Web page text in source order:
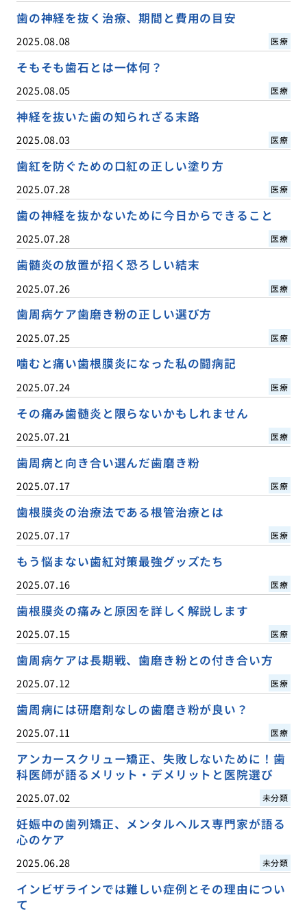
歯の神経を抜く治療、期間と費用の目安
2025.08.08 医療
そもそも歯石とは一体何？
2025.08.05 医療
神経を抜いた歯の知られざる末路
2025.08.03 医療
歯紅を防ぐための口紅の正しい塗り方
2025.07.28 医療
歯の神経を抜かないために今日からできること
2025.07.28 医療
歯髄炎の放置が招く恐ろしい結末
2025.07.26 医療
歯周病ケア歯磨き粉の正しい選び方
2025.07.25 医療
噛むと痛い歯根膜炎になった私の闘病記
2025.07.24 医療
その痛み歯髄炎と限らないかもしれません
2025.07.21 医療
歯周病と向き合い選んだ歯磨き粉
2025.07.17 医療
歯根膜炎の治療法である根管治療とは
2025.07.17 医療
もう悩まない歯紅対策最強グッズたち
2025.07.16 医療
歯根膜炎の痛みと原因を詳しく解説します
2025.07.15 医療
歯周病ケアは長期戦、歯磨き粉との付き合い方
2025.07.12 医療
歯周病には研磨剤なしの歯磨き粉が良い？
2025.07.11 医療
アンカースクリュー矯正、失敗しないために！歯
科医師が語るメリット・デメリットと医院選び
2025.07.02 未分類
妊娠中の歯列矯正、メンタルヘルス専門家が語る
心のケア
2025.06.28 未分類
インビザラインでは難しい症例とその理由につい
て